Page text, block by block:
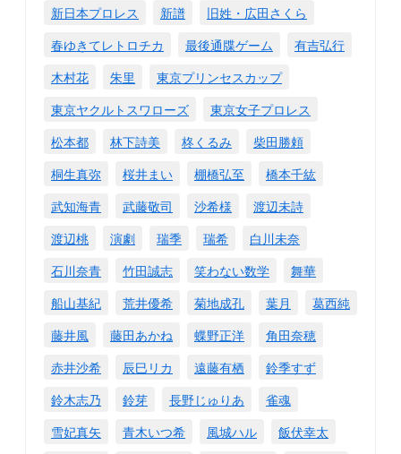
新日本プロレス
新譜
旧姓・広田さくら
春ゆきてレトロチカ
最後通牒ゲーム
有吉弘行
木村花
朱里
東京プリンセスカップ
東京ヤクルトスワローズ
東京女子プロレス
松本都
林下詩美 柊くるみ
柴田勝頼
桐生真弥
桜井まい 棚橋弘至
橋本千紘
武知海青
武藤敬司 沙希様
渡辺未詩
渡辺桃
演劇 瑞季 瑞希
白川未奈
石川奈青
竹田誠志 笑わない数学
舞華
船山基紀
荒井優希 菊地成孔 葉月
葛西純
藤井風
藤田あかね 蝶野正洋
角田奈穂
赤井沙希
辰巳リカ 遠藤有栖
鈴季すず
鈴木志乃
鈴芽 長野じゅりあ
雀魂
雪妃真矢
青木いつ希 風城ハル 飯伏幸太